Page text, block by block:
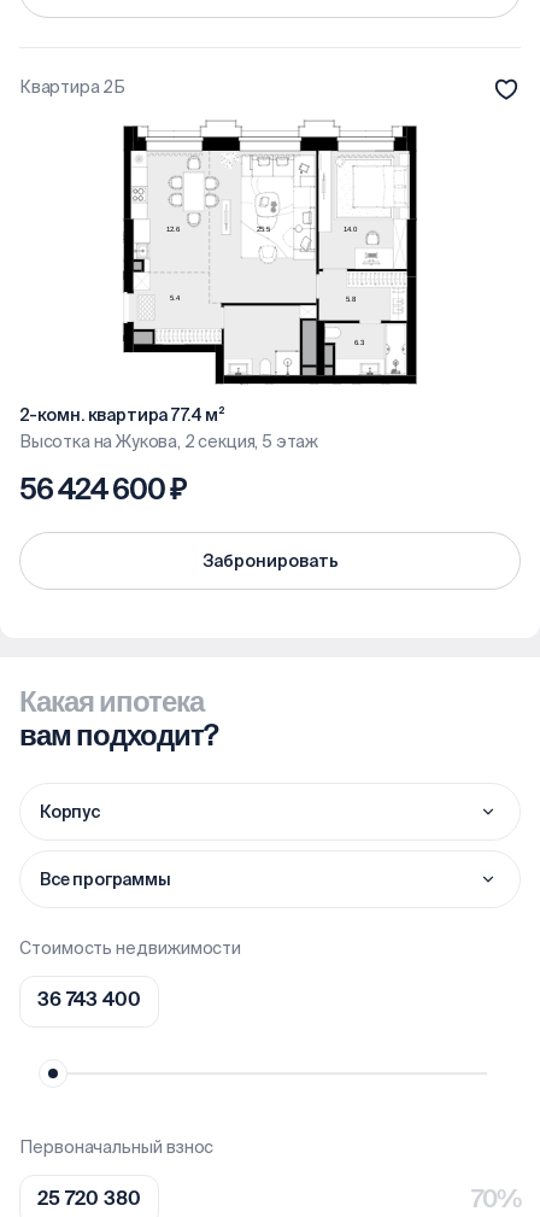
Квартира 2Б
2-комн. квартира 77.4 м²
Высотка на Жукова, 2 секция, 5 этаж
56 424 600 ₽
Забронировать
Какая ипотека
вам подходит?
Корпус
Все программы
Стоимость недвижимости
Первоначальный взнос
70%